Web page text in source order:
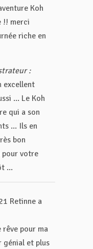
Koh
!! merci
riche en
:
excellent
... Le Koh
qui a son
... Ils en
bon
pour votre
...
Retinne a
rêve pour ma
génial et plus